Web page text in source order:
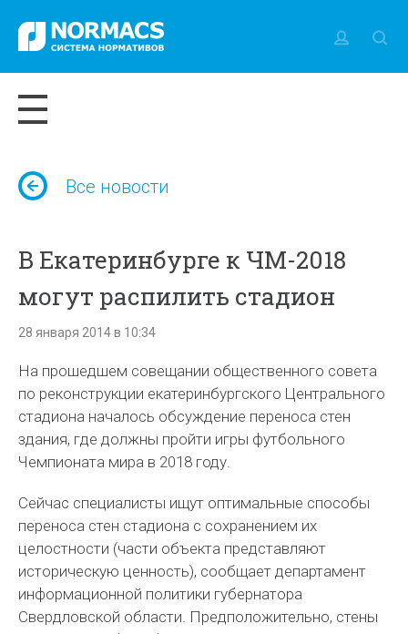
Все новости
В Екатеринбурге к ЧМ-2018
могут распилить стадион
28 января 2014 в 10:34
На прошедшем совещании общественного совета
по реконструкции екатеринбургского Центрального
стадиона началось обсуждение переноса стен
здания, где должны пройти игры футбольного
Чемпионата мира в 2018 году.
Сейчас специалисты ищут оптимальные способы
переноса стен стадиона с сохранением их
целостности (части объекта представляют
историческую ценность), сообщает департамент
информационной политики губернатора
Свердловской области. Предположительно, стены